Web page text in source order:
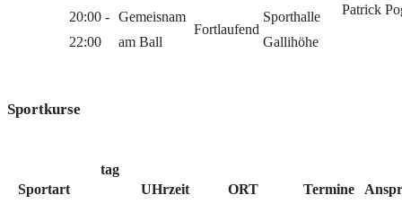
20:00 -
22:00
Gemeisnam
am Ball
Fortlaufend
Sporthalle
Gallihöhe
Patrick
Sportkurse
Sportart
tag
UHrzeit
ORT Termine